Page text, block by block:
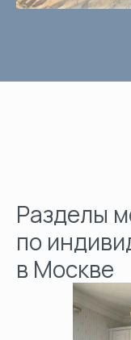
Разделы
по
в Москве